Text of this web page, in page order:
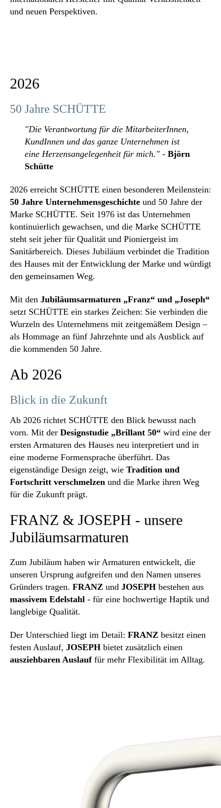
und neuen Perspektiven.
2026
50 Jahre SCHÜTTE
"Die Verantwortung für die MitarbeiterInnen,
KundInnen und das ganze Unternehmen ist
eine Herzensangelegenheit für mich." - Björn
Schütte
2026 erreicht SCHÜTTE einen besonderen Meilenstein:
50 Jahre Unternehmensgeschichte und 50 Jahre der
Marke SCHÜTTE. Seit 1976 ist das Unternehmen
kontinuierlich gewachsen, und die Marke SCHÜTTE
steht seit jeher für Qualität und Pioniergeist im
Sanitärbereich. Dieses Jubiläum verbindet die Tradition
des Hauses mit der Entwicklung der Marke und würdigt
den gemeinsamen Weg.
Mit den Jubiläumsarmaturen „Franz“ und „Joseph“
setzt SCHÜTTE ein starkes Zeichen: Sie verbinden die
Wurzeln des Unternehmens mit zeitgemäßem Design –
als Hommage an fünf Jahrzehnte und als Ausblick auf
die kommenden 50 Jahre.
Ab 2026
Blick in die Zukunft
Ab 2026 richtet SCHÜTTE den Blick bewusst nach
vorn. Mit der Designstudie „Brillant 50“ wird eine der
ersten Armaturen des Hauses neu interpretiert und in
eine moderne Formensprache überführt. Das
eigenständige Design zeigt, wie Tradition und
Fortschritt verschmelzen und die Marke ihren Weg
für die Zukunft prägt.
FRANZ & JOSEPH - unsere
Jubiläumsarmaturen
Zum Jubiläum haben wir Armaturen entwickelt, die
unseren Ursprung aufgreifen und den Namen unseres
Gründers tragen. FRANZ und JOSEPH bestehen aus
massivem Edelstahl - für eine hochwertige Haptik und
langlebige Qualität.
Der Unterschied liegt im Detail: FRANZ besitzt einen
festen Auslauf, JOSEPH bietet zusätzlich einen
ausziehbaren Auslauffür mehr Flexibilität im Alltag.